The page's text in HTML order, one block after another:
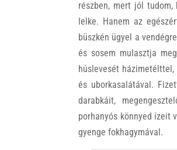
részben, mert jól
lelke. Hanem az
büszkén ügyel a
és sosem mulasztja
húslevesét
és uborkasalátával.
darabkáit,
porhanyós könnyed ízeit
gyenge fokhagymával.